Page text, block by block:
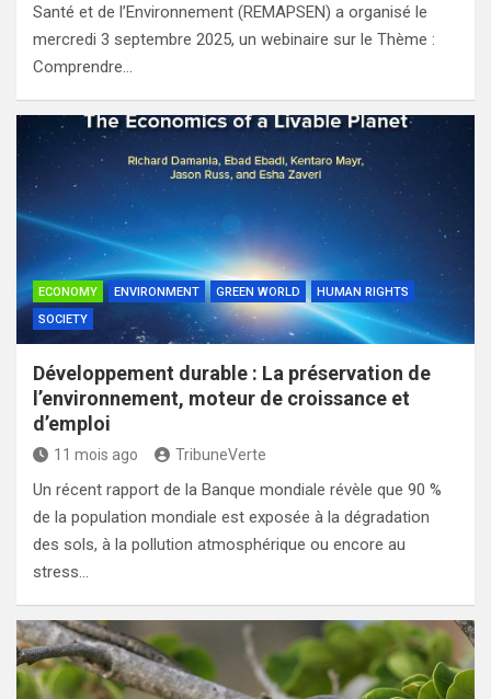
Santé et de l’Environnement (REMAPSEN) a organisé le
mercredi 3 septembre 2025, un webinaire sur le Thème :
Comprendre…
ECONOMY ENVIRONMENT GREEN WORLD
HUMAN RIGHTS
SOCIETY
Développement durable : La préservation de
l’environnement, moteur de croissance et
d’emploi
11 mois ago TribuneVerte
Un récent rapport de la Banque mondiale révèle que 90 %
de la population mondiale est exposée à la dégradation
des sols, à la pollution atmosphérique ou encore au
stress…